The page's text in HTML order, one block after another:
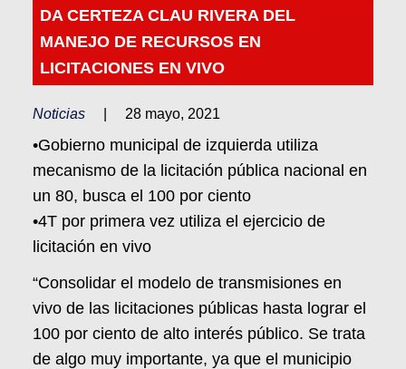
DA CERTEZA CLAU RIVERA DEL
MANEJO DE RECURSOS EN
LICITACIONES EN VIVO
Noticias 28 mayo, 2021
•​Gobierno municipal de izquierda utiliza
mecanismo de la licitación pública nacional en
un 80, busca el 100 por ciento
•​4T por primera vez utiliza el ejercicio de
licitación en vivo
“Consolidar el modelo de transmisiones en
vivo de las licitaciones públicas hasta lograr el
100 por ciento de alto interés público. Se trata
de algo muy importante, ya que el municipio